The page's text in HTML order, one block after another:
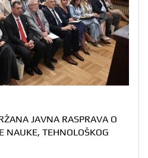
JAVNA RASPRAVA O
NAUKE, TEHNOLOŠKOG